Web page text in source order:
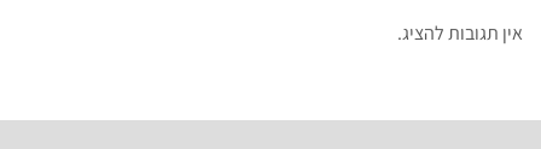
אין תגובות להציג.